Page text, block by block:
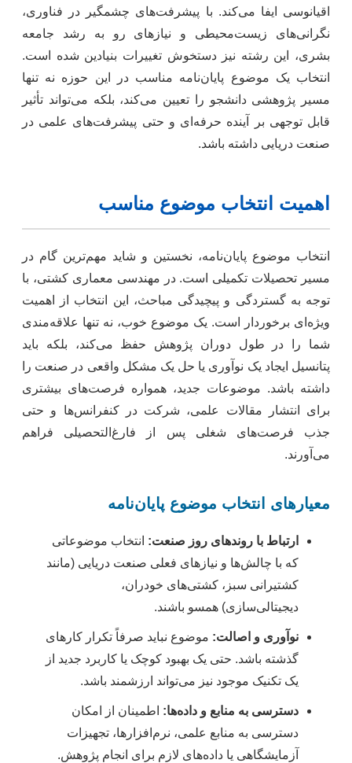
اقیانوسی ایفا می‌کند. با پیشرفت‌های چشمگیر در فناوری،
نگرانی‌های زیست‌محیطی و نیازهای رو به رشد جامعه
بشری، این رشته نیز دستخوش تغییرات بنیادین شده است.
انتخاب یک موضوع پایان‌نامه مناسب در این حوزه نه تنها
مسیر پژوهشی دانشجو را تعیین می‌کند، بلکه می‌تواند تأثیر
قابل توجهی بر آینده حرفه‌ای و حتی پیشرفت‌های علمی در
صنعت دریایی داشته باشد.
اهمیت انتخاب موضوع مناسب
انتخاب موضوع پایان‌نامه، نخستین و شاید مهم‌ترین گام در
مسیر تحصیلات تکمیلی است. در مهندسی معماری کشتی، با
توجه به گستردگی و پیچیدگی مباحث، این انتخاب از اهمیت
ویژه‌ای برخوردار است. یک موضوع خوب، نه تنها علاقه‌مندی
شما را در طول دوران پژوهش حفظ می‌کند، بلکه باید
پتانسیل ایجاد یک نوآوری یا حل یک مشکل واقعی در صنعت را
داشته باشد. موضوعات جدید، همواره فرصت‌های بیشتری
برای انتشار مقالات علمی، شرکت در کنفرانس‌ها و حتی
جذب فرصت‌های شغلی پس از فارغ‌التحصیلی فراهم
می‌آورند.
معیارهای انتخاب موضوع پایان‌نامه
ارتباط با روندهای روز صنعت: انتخاب موضوعاتی
که با چالش‌ها و نیازهای فعلی صنعت دریایی (مانند
کشتیرانی سبز، کشتی‌های خودران،
دیجیتالی‌سازی) همسو باشند.
نوآوری و اصالت: موضوع نباید صرفاً تکرار کارهای
گذشته باشد. حتی یک بهبود کوچک یا کاربرد جدید از
یک تکنیک موجود نیز می‌تواند ارزشمند باشد.
دسترسی به منابع و داده‌ها: اطمینان از امکان
دسترسی به منابع علمی، نرم‌افزارها، تجهیزات
آزمایشگاهی یا داده‌های لازم برای انجام پژوهش.